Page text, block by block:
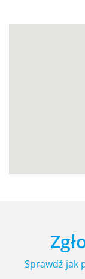
Sprawdź jak